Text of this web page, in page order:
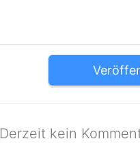
Derzeit kein